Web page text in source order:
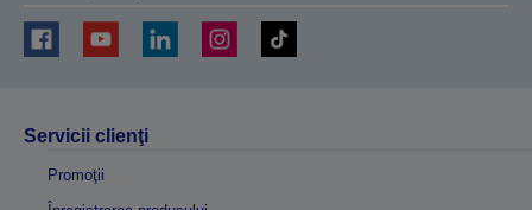
Servicii clienţi
Promoţii